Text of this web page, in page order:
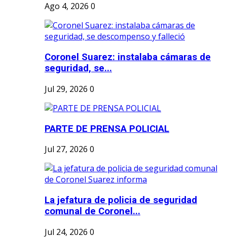
Ago 4, 2026 0
Coronel Suarez: instalaba cámaras de
seguridad, se...
Jul 29, 2026 0
PARTE DE PRENSA POLICIAL
Jul 27, 2026 0
La jefatura de policia de seguridad
comunal de Coronel...
Jul 24, 2026 0